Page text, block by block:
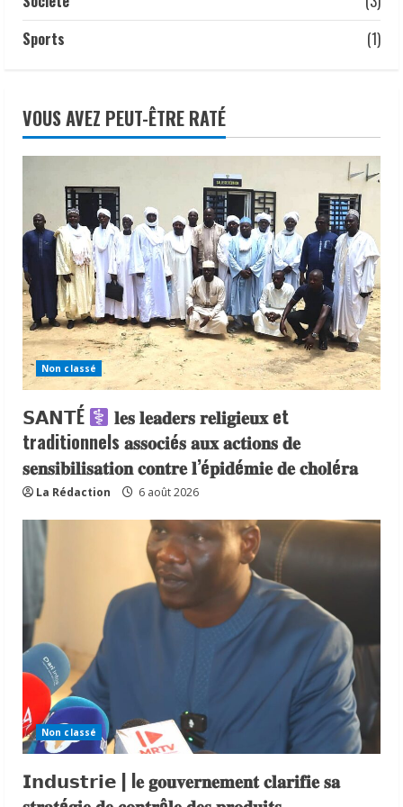
Sports
(1)
VOUS AVEZ PEUT-ÊTRE RATÉ
Non classé
𝗦𝗔𝗡𝗧É
𝐥𝐞𝐬 𝐥𝐞𝐚𝐝𝐞𝐫𝐬 𝐫𝐞𝐥𝐢𝐠𝐢𝐞𝐮𝐱 et
traditionnels 𝐚𝐬𝐬𝐨𝐜𝐢é𝐬 𝐚𝐮𝐱 𝐚𝐜𝐭𝐢𝐨𝐧𝐬 𝐝𝐞
𝐬𝐞𝐧𝐬𝐢𝐛𝐢𝐥𝐢𝐬𝐚𝐭𝐢𝐨𝐧 𝐜𝐨𝐧𝐭𝐫𝐞 𝐥’é𝐩𝐢𝐝é𝐦𝐢𝐞 𝐝𝐞 𝐜𝐡𝐨𝐥é𝐫𝐚
La Rédaction 6 août 2026
Non classé
𝗜𝗻𝗱𝘂𝘀𝘁𝗿𝗶𝗲 | l𝐞 𝐠𝐨𝐮𝐯𝐞𝐫𝐧𝐞𝐦𝐞𝐧𝐭 𝐜𝐥𝐚𝐫𝐢𝐟𝐢𝐞 𝐬𝐚